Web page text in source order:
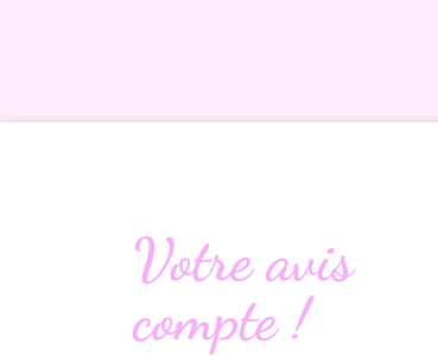
Votre avis
compte !